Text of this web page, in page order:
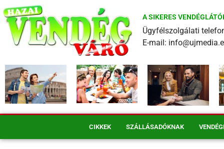
A SIKERES
Ügyfélszolgálati
E-mail:
CIKKEK SZÁLLÁSADÓKNAK